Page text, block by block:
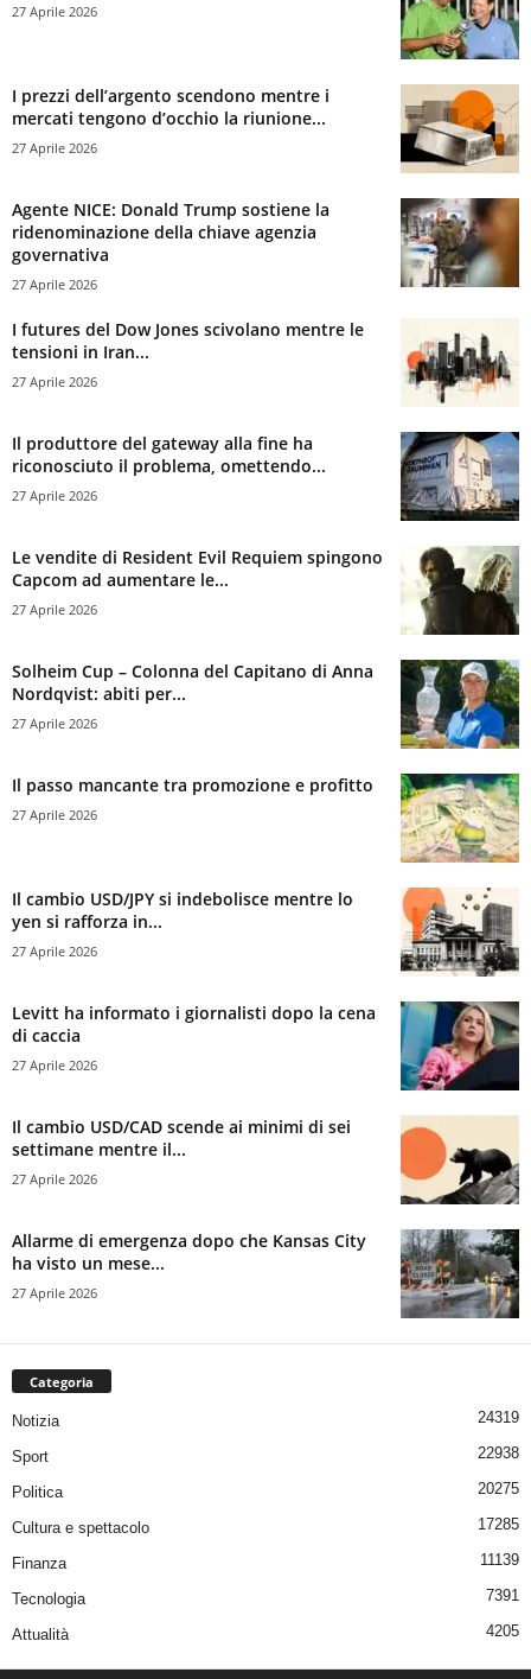
27 Aprile 2026
I prezzi dell’argento scendono mentre i
mercati tengono d’occhio la riunione...
27 Aprile 2026
Agente NICE: Donald Trump sostiene la
ridenominazione della chiave agenzia
governativa
27 Aprile 2026
I futures del Dow Jones scivolano mentre le
tensioni in Iran...
27 Aprile 2026
Il produttore del gateway alla fine ha
riconosciuto il problema, omettendo...
27 Aprile 2026
Le vendite di Resident Evil Requiem spingono
Capcom ad aumentare le...
27 Aprile 2026
Solheim Cup – Colonna del Capitano di Anna
Nordqvist: abiti per...
27 Aprile 2026
Il passo mancante tra promozione e profitto
27 Aprile 2026
Il cambio USD/JPY si indebolisce mentre lo
yen si rafforza in...
27 Aprile 2026
Levitt ha informato i giornalisti dopo la cena
di caccia
27 Aprile 2026
Il cambio USD/CAD scende ai minimi di sei
settimane mentre il...
27 Aprile 2026
Allarme di emergenza dopo che Kansas City
ha visto un mese...
27 Aprile 2026
Categoria
Notizia 24319
Sport 22938
Politica 20275
Cultura e spettacolo 17285
Finanza 11139
Tecnologia 7391
Attualità 4205